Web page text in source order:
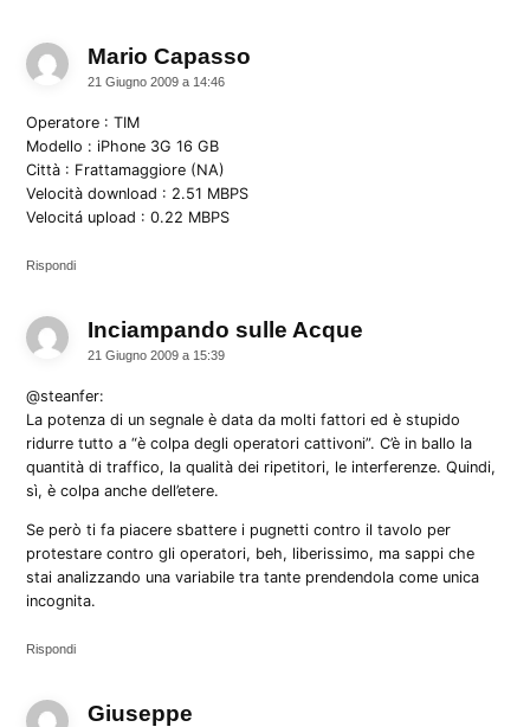
Mario Capasso
21 Giugno 2009 a 14:46
Operatore : TIM
Modello : iPhone 3G 16 GB
Città : Frattamaggiore (NA)
Velocità download : 2.51 MBPS
Velocitá upload : 0.22 MBPS
Rispondi
Inciampando sulle Acque
21 Giugno 2009 a 15:39
@steanfer:
La potenza di un segnale è data da molti fattori ed è stupido
ridurre tutto a “è colpa degli operatori cattivoni”. C’è in ballo la
quantità di traffico, la qualità dei ripetitori, le interferenze. Quindi,
sì, è colpa anche dell’etere.
Se però ti fa piacere sbattere i pugnetti contro il tavolo per
protestare contro gli operatori, beh, liberissimo, ma sappi che
stai analizzando una variabile tra tante prendendola come unica
incognita.
Rispondi
Giuseppe